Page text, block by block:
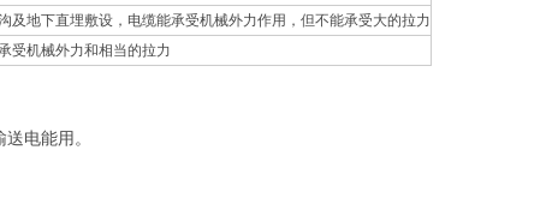
及地下直埋敷设，电缆能承受机械外力作用，但不能承受大的拉力
受机械外力和相当的拉力
电能用。